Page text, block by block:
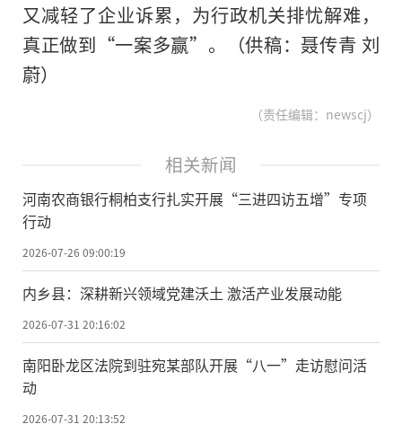
又减轻了企业诉累，为行政机关排忧解难，
真正做到“一案多赢”。（供稿：聂传青 刘
蔚）
（责任编辑：newscj）
相关新闻
河南农商银行桐柏支行扎实开展“三进四访五增”专项
行动
2026-07-26 09:00:19
内乡县：深耕新兴领域党建沃土 激活产业发展动能
2026-07-31 20:16:02
南阳卧龙区法院到驻宛某部队开展“八一”走访慰问活
动
2026-07-31 20:13:52